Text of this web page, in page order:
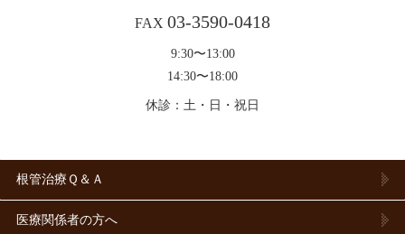
FAX 03-3590-0418
9:30〜13:00
14:30〜18:00
休診：土・日・祝日
根管治療Ｑ＆Ａ
医療関係者の方へ